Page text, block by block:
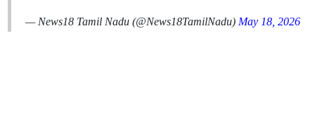
— News18 Tamil Nadu (@News18TamilNadu) May 18, 2026